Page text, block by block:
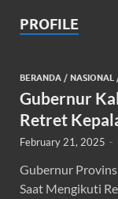
PROFILE
BERANDA / NASIONAL
Gubernur
Retret
February 21, 2025 -
Gubernur
Saat Mengikuti